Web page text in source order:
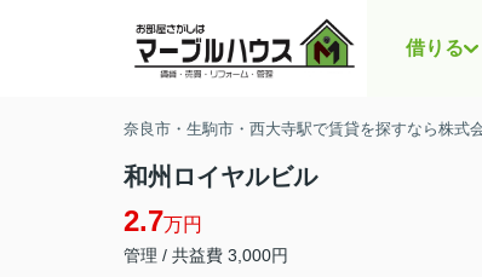
借りる
奈良市・生駒市・西大寺駅で賃貸を探すなら株式
和州ロイヤルビル
2.7万円
管理 / 共益費 3,000円